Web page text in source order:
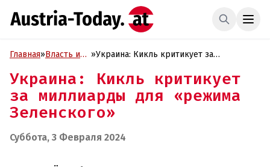
Главная»Власть и
»Украина: Кикль критикует за
Украина: Кикль критикует
за миллиарды для «режима
Зеленского»
Суббота, 3 Февраля 2024